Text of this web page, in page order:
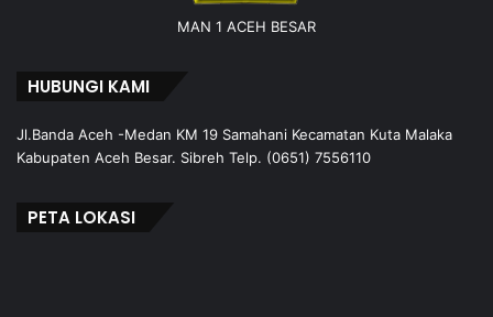
MAN 1 ACEH BESAR
HUBUNGI KAMI
Jl.Banda Aceh -Medan KM 19 Samahani Kecamatan Kuta Malaka
Kabupaten Aceh Besar. Sibreh Telp. (0651) 7556110
PETA LOKASI